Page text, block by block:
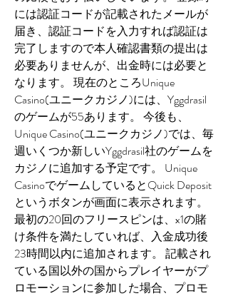
には認証コードが記載されたメールが
届き、認証コードを入力すれば認証は
完了しますので本人確認書類の提出は
必要ありませんが、出金時には必要と
なります。 現在のところUnique
Casino(ユニークカジノ)には、Yggdrasil
のゲームが55あります。 今後も、
Unique Casino(ユニークカジノ)では、毎
週いくつか新しいYggdrasil社のゲームを
カジノに追加する予定です。 Unique
CasinoでゲームしているとQuick Deposit
というボタンが画面に表示されます。
最初の20回のフリースピンは、x1の賭
け条件を満たしていれば、入金成功後
23時間以内に追加されます。 記載され
ている国以外の国からプレイヤーがプ
ロモーションに参加した場合、プロモ